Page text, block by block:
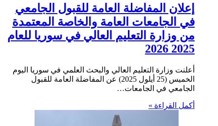
إعلان المفاضلة العامة للقبول الجامعي
في الجامعات العامة والخاصة المعتمدة
من وزارة التعليم العالي في سوريا للعام
2025 2026
أعلنت وزارة التعليم العالي والبحث العلمي في سوريا اليوم
الخميس (25 أيلول 2025) عن المفاضلة العامة للقبول
الجامعي في الجامعات…
أكمل القراءة »